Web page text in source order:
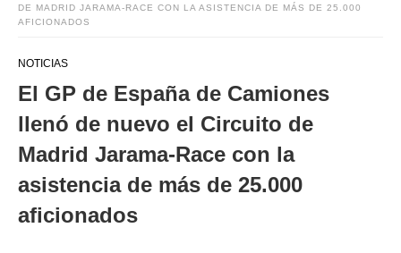
DE MADRID JARAMA-RACE CON LA ASISTENCIA DE MÁS DE 25.000
AFICIONADOS
NOTICIAS
El GP de España de Camiones
llenó de nuevo el Circuito de
Madrid Jarama-Race con la
asistencia de más de 25.000
aficionados